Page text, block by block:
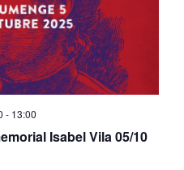
Isabel Vila 05/10
- 13:00